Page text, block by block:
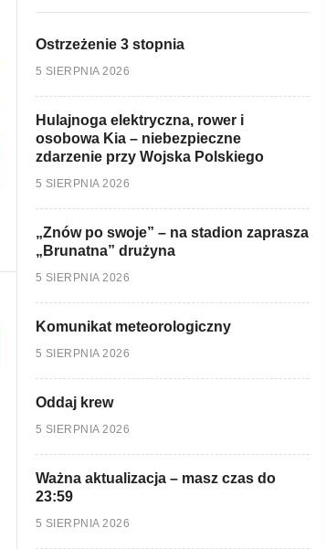
Ostrzeżenie 3 stopnia
5 SIERPNIA 2026
Hulajnoga elektryczna, rower i
osobowa Kia – niebezpieczne
zdarzenie przy Wojska Polskiego
5 SIERPNIA 2026
„Znów po swoje” – na stadion zaprasza
„Brunatna” drużyna
5 SIERPNIA 2026
Komunikat meteorologiczny
5 SIERPNIA 2026
Oddaj krew
5 SIERPNIA 2026
Ważna aktualizacja – masz czas do
23:59
5 SIERPNIA 2026